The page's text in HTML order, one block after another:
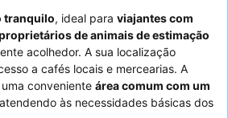
tranquilo, ideal para viajantes com
de animais de estimação
acolhedor. A sua localização
a cafés locais e mercearias. A
conveniente área comum com um
às necessidades básicas dos